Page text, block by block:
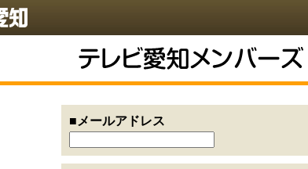
■メールアドレス